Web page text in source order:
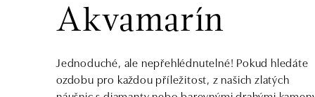
Akvamarín
Jednoduché, ale nepřehlédnutelné! Pokud hledáte
ozdobu pro každou příležitost, z našich zlatých